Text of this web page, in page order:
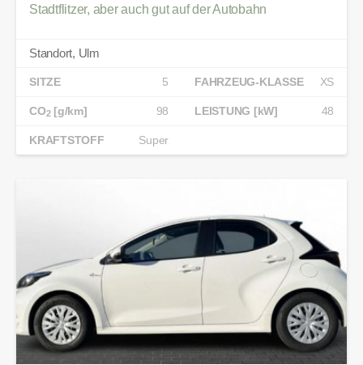
Stadtflitzer, aber auch gut auf der Autobahn
Standort, Ulm
SITZE 5 FAHRZEUG-KLASSE XS
CO2[g/km] 98 LEISTUNG [kW] 48
KRAFTSTOFF Super